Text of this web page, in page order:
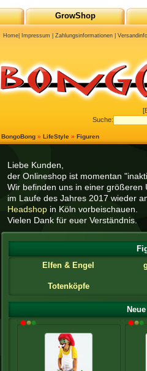
Liebe Kunden,
der Onlineshop ist momentan
Wir befinden uns in einer größeren
im Laufe des Jahres 2017 wieder
Headshop in Köln vorbeischauen.
Vielen Dank für euer Verständnis.
Elfen & Engel
Totenköpfe
BongoBong » LifeStyle » Figuren
GrowShop
Suche:
Home Impressum |Zahlungsinformationen |